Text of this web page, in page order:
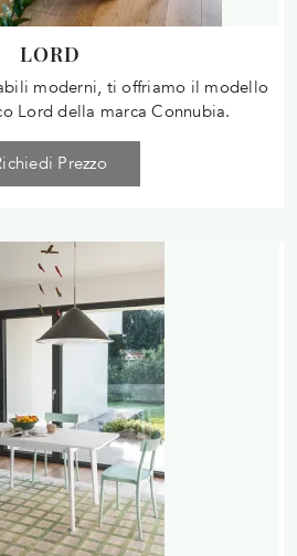
LORD
moderni, ti offriamo il modello
Lord della marca Connubia.
Prezzo